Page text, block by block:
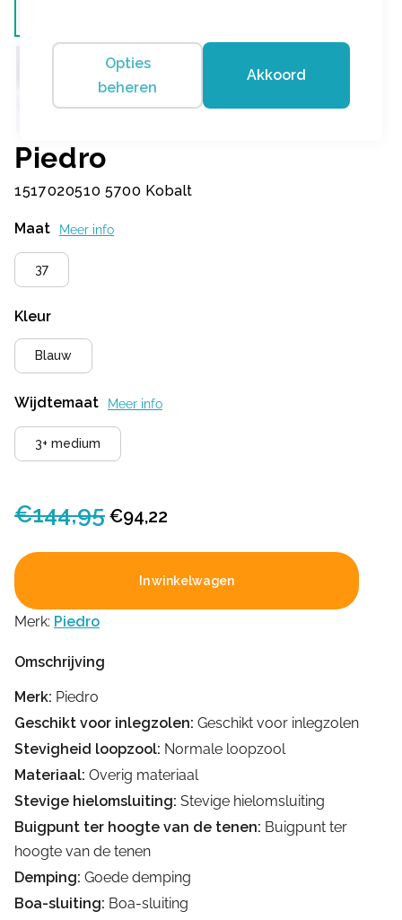
Piedro
1517020510 5700 Kobalt
Kleur
Blauw
Maat Meer info
37
Wijdtemaat Meer info
3+ medium
€144,95 Oorspronkelijke
€144,95.
€94,22
€94,22.
In winkelwagen
Merk: Piedro
Omschrijving
Merk: Piedro
Geschikt voor inlegzolen: Geschikt voor inlegzolen
Stevigheid loopzool: Normale loopzool
Materiaal: Overig materiaal
Stevige hielomsluiting: Stevige hielomsluiting
Buigpunt ter hoogte van de tenen: Buigpunt ter
hoogte van de tenen
Demping: Goede demping
Boa-sluiting: Boa-sluiting
Opties
beheren
Akkoord